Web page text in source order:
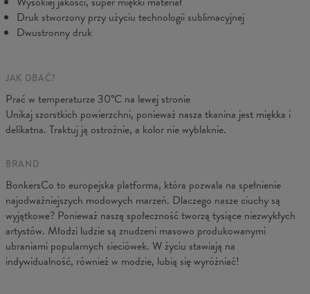
Druk stworzony przy użyciu technologii sublimacyjnej
Dwustronny druk
JAK DBAĆ?
Prać w temperaturze 30°C na lewej stronie
Unikaj szorstkich powierzchni, ponieważ nasza tkanina jest miękka i
delikatna. Traktuj ją ostrożnie, a kolor nie wyblaknie.
BRAND
BonkersCo to europejska platforma, która pozwala na spełnienie
najodważniejszych modowych marzeń. Dlaczego nasze ciuchy są
wyjątkowe? Ponieważ naszą społeczność tworzą tysiące niezwykłych
artystów. Młodzi ludzie są znudzeni masowo produkowanymi
ubraniami popularnych sieciówek. W życiu stawiają na
indywidualność, również w modzie, lubią się wyróżniać!